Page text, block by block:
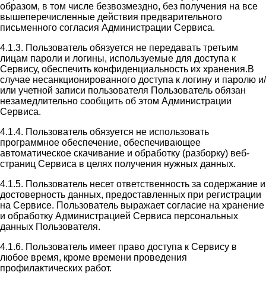
образом, в том числе безвозмездно, без получения на все
вышеперечисленные действия предварительного
письменного согласия Администрации Сервиса.
4.1.3. Пользователь обязуется не передавать третьим
лицам пароли и логины, используемые для доступа к
Сервису, обеспечить конфиденциальность их хранения.В
случае несанкционированного доступа к логину и паролю и/
или учетной записи пользователя Пользователь обязан
незамедлительно сообщить об этом Администрации
Сервиса.
4.1.4. Пользователь обязуется не использовать
программное обеспечение, обеспечивающее
автоматическое скачивание и обработку (разборку) веб-
страниц Сервиса в целях получения нужных данных.
4.1.5. Пользователь несет ответственность за содержание и
достоверность данных, предоставленных при регистрации
на Сервисе. Пользователь выражает согласие на хранение
и обработку Администрацией Сервиса персональных
данных Пользователя.
4.1.6. Пользователь имеет право доступа к Сервису в
любое время, кроме времени проведения
профилактических работ.